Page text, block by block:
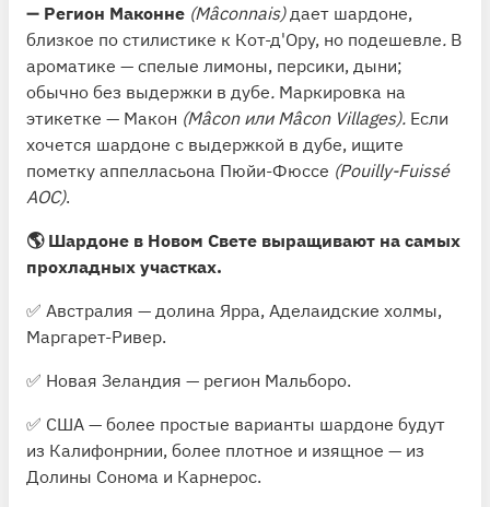
➖ Регион Маконне (Mâconnais)дает шардоне,
близкое по стилистике к Кот-д'Ору, но подешевле. В
ароматике — спелые лимоны, персики, дыни;
обычно без выдержки в дубе. Маркировка на
этикетке — Макон (Mâcon или Mâcon Villages). Если
хочется шардоне с выдержкой в дубе, ищите
пометку аппелласьона Пюйи-Фюссе (Pouilly-Fuissé
AOC).
🌎 Шардоне в Новом Свете выращивают на самых
прохладных участках.
✅ Австралия — долина Ярра, Аделаидские холмы,
Маргарет-Ривер.
✅ Новая Зеландия — регион Мальборо.
✅ США — более простые варианты шардоне будут
из Калифонрнии, более плотное и изящное — из
Долины Сонома и Карнерос.